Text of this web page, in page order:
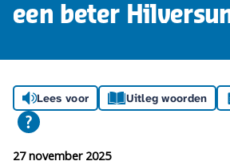
een beter
Lees voor Uitleg woorden
27 november 2025